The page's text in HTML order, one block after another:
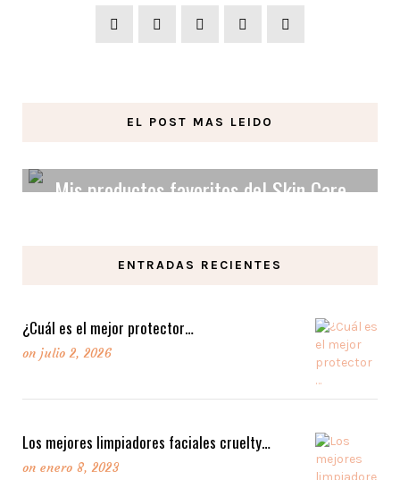
EL POST MAS LEIDO
Mis productos favoritos del Skin Care
LEER MAS
ENTRADAS RECIENTES
¿Cuál es el mejor protector…
on julio 2, 2026
Los mejores limpiadores faciales cruelty…
on enero 8, 2023